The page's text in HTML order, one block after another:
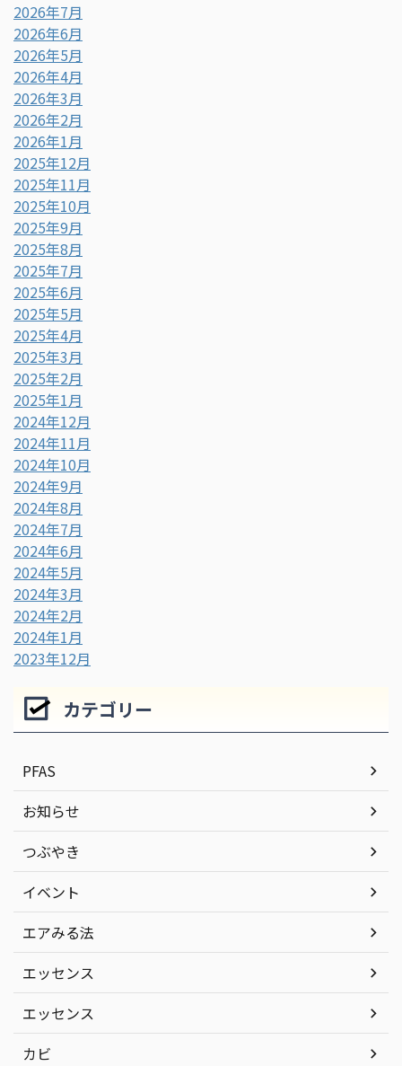
2026年7月
2026年6月
2026年5月
2026年4月
2026年3月
2026年2月
2026年1月
2025年12月
2025年11月
2025年10月
2025年9月
2025年8月
2025年7月
2025年6月
2025年5月
2025年4月
2025年3月
2025年2月
2025年1月
2024年12月
2024年11月
2024年10月
2024年9月
2024年8月
2024年7月
2024年6月
2024年5月
2024年3月
2024年2月
2024年1月
2023年12月
カテゴリー
PFAS
お知らせ
つぶやき
イベント
エアみる法
エッセンス
エッセンス
カビ